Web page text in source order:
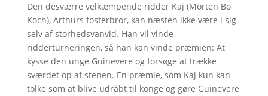
Den desværre velkæmpende ridder Kaj (Morten Bo
Koch), Arthurs fosterbror, kan næsten ikke være i sig
selv af storhedsvanvid. Han vil vinde
ridderturneringen, så han kan vinde præmien: At
kysse den unge Guinevere og forsøge at trække
sværdet op af stenen. En præmie, som Kaj kun kan
tolke som at blive udråbt til konge og gøre Guinevere